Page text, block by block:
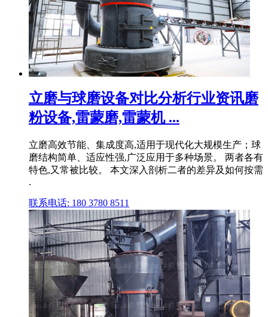
立磨与球磨设备对比分析行业资讯磨
粉设备,雷蒙磨,雷蒙机 ...
立磨高效节能、集成度高,适用于现代化大规模生产；球
磨结构简单、适应性强,广泛应用于多种场景。 两者各有
特色,又常被比较。 本文深入剖析二者的差异及如何按需
.
联系电话: 180 3780 8511